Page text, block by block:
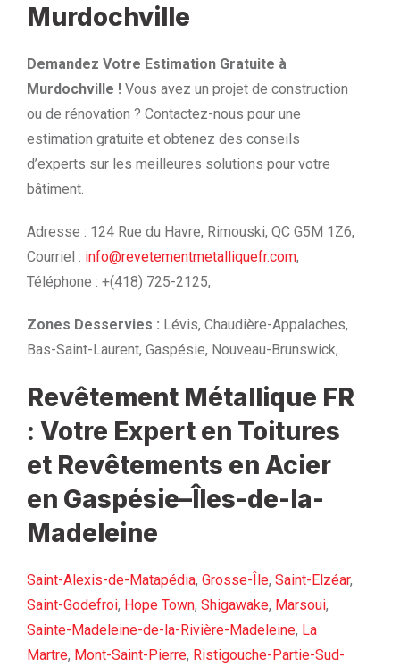
Murdochville
Demandez Votre Estimation Gratuite à
Murdochville ! Vous avez un projet de construction
ou de rénovation ? Contactez-nous pour une
estimation gratuite et obtenez des conseils
d’experts sur les meilleures solutions pour votre
bâtiment.
Adresse : 124 Rue du Havre, Rimouski, QC G5M 1Z6,
Courriel : info@revetementmetalliquefr.com,
Téléphone : +(418) 725-2125,
Zones Desservies : Lévis, Chaudière-Appalaches,
Bas-Saint-Laurent, Gaspésie, Nouveau-Brunswick,
Revêtement Métallique FR
: Votre Expert en Toitures
et Revêtements en Acier
en Gaspésie–Îles-de-la-
Madeleine
Saint-Alexis-de-Matapédia, Grosse-Île, Saint-Elzéar,
Saint-Godefroi, Hope Town, Shigawake, Marsoui,
Sainte-Madeleine-de-la-Rivière-Madeleine, La
Martre, Mont-Saint-Pierre, Ristigouche-Partie-Sud-